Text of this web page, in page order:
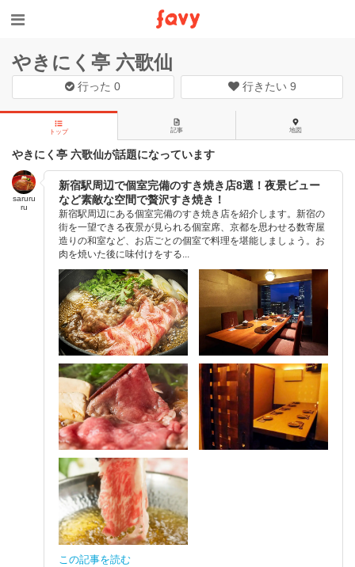
やきにく亭 六歌仙
行った0 行きたい 9
トップ 記事 地図
やきにく亭 六歌仙が話題になっています
saruru
ru
新宿駅周辺で個室完備のすき焼き店8選！夜景ビュー
など素敵な空間で贅沢すき焼き！
新宿駅周辺にある個室完備のすき焼き店を紹介します。新宿の
街を一望できる夜景が見られる個室席、京都を思わせる数寄屋
造りの和室など、お店ごとの個室で料理を堪能しましょう。お
肉を焼いた後に味付けをする...
この記事を読む